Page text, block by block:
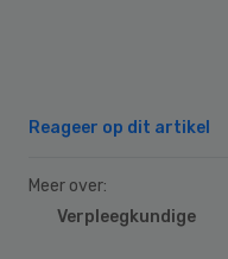
Reageer op dit artikel
Meer over:
Verpleegkundige